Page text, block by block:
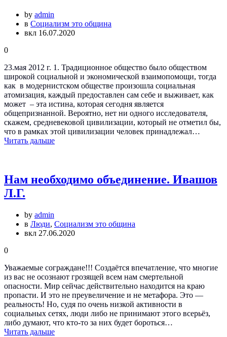
by admin
в Социализм это община
вкл 16.07.2020
0
23.мая 2012 г. 1. Традиционное общество было обществом
широкой социальной и экономической взаимопомощи, тогда
как в модернистском обществе произошла социальная
атомизация, каждый предоставлен сам себе и выживает, как
может – эта истина, которая сегодня является
общепризнанной. Вероятно, нет ни одного исследователя,
скажем, средневековой цивилизации, который не отметил бы,
что в рамках этой цивилизации человек принадлежал…
Читать дальше
Нам необходимо объединение. Ивашов
Л.Г.
by admin
в Люди, Социализм это община
вкл 27.06.2020
0
Уважаемые сограждане!!! Создаётся впечатление, что многие
из вас не осознают грозящей всем нам смертельной
опасности. Мир сейчас действительно находится на краю
пропасти. И это не преувеличение и не метафора. Это —
реальность! Но, судя по очень низкой активности в
социальных сетях, люди либо не принимают этого всерьёз,
либо думают, что кто-то за них будет бороться…
Читать дальше